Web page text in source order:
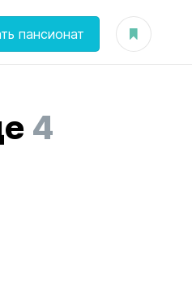
пансионат
4